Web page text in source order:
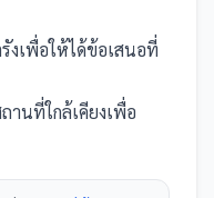
งเพื่อให้ได้ข้อเสนอที่
านที่ใกล้เคียงเพื่อ